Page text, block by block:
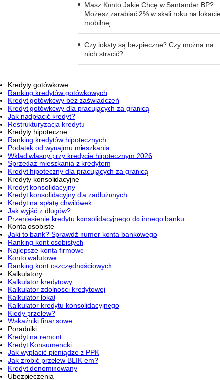
Masz Konto Jakie Chcę w Santander BP?
Możesz zarabiać 2% w skali roku na lokacie
mobilnej
Czy lokaty są bezpieczne? Czy można na
nich stracić?
Kredyty gotówkowe
Ranking kredytów gotówkowych
Kredyt gotówkowy bez zaświadczeń
Kredyt gotówkowy dla pracujących za granicą
Jak nadpłacić kredyt?
Restrukturyzacja kredytu
Kredyty hipoteczne
Ranking kredytów hipotecznych
Podatek od wynajmu mieszkania
Wkład własny przy kredycie hipotecznym 2026
Sprzedaż mieszkania z kredytem
Kredyt hipoteczny dla pracujących za granicą
Kredyty konsolidacyjne
Kredyt konsolidacyjny
Kredyt konsolidacyjny dla zadłużonych
Kredyt na spłatę chwilówek
Jak wyjść z długów?
Przeniesienie kredytu konsolidacyjnego do innego banku
Konta osobiste
Jaki to bank? Sprawdź numer konta bankowego
Ranking kont osobistych
Najlepsze konta firmowe
Konto walutowe
Ranking kont oszczędnościowych
Kalkulatory
Kalkulator kredytowy
Kalkulator zdolności kredytowej
Kalkulator lokat
Kalkulator kredytu konsolidacyjnego
Kiedy przelew?
Wskaźniki finansowe
Poradniki
Kredyt na remont
Kredyt Konsumencki
Jak wypłacić pieniądze z PPK
Jak zrobić przelew BLIK-em?
Kredyt denominowany
Ubezpieczenia